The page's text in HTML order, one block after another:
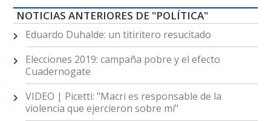
NOTICIAS ANTERIORES DE "POLÍTICA"
Eduardo Duhalde: un titiritero resucitado
Elecciones 2019: campaña pobre y el efecto
Cuadernogate
VIDEO | Picetti: "Macri es responsable de la
violencia que ejercieron sobre mí"